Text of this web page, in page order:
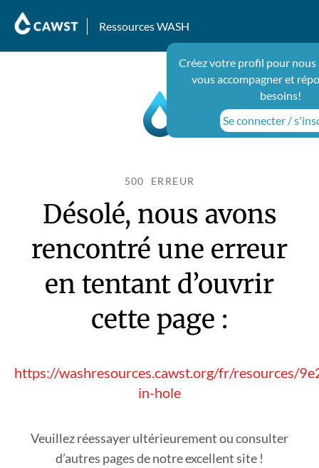
Ressources WASH
Créez votre profil pour nous
vous accompagner et
besoins!
Se connecter /
500 ERREUR
Désolé, nous avons
rencontré une erreur
en tentant d’ouvrir
cette page :
https://washresources.cawst.org/fr/resources/
in-hole
Veuillez réessayer ultérieurement ou consulter
d’autres pages de notre excellent site !